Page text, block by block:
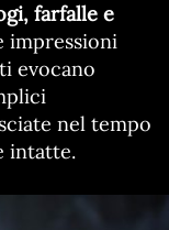
farfalle e
impressioni
evocano
nel tempo
intatte.